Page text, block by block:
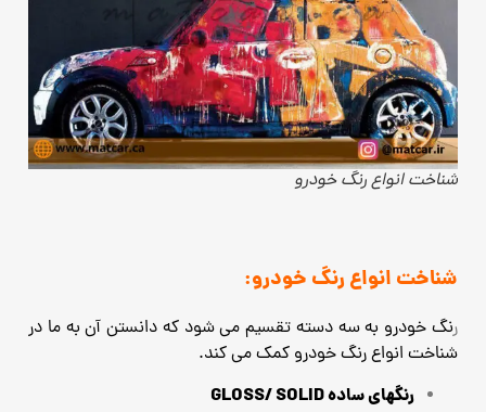
شناخت انواع رنگ خودرو
شناخت انواع رنگ خودرو:
رنگ خودرو به سه دسته تقسیم می شود که دانستن آن به ما در
شناخت انواع رنگ خودرو کمک می کند.
رنگهای ساده GLOSS/ SOLID